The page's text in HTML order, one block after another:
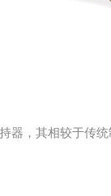
器，其相较于传